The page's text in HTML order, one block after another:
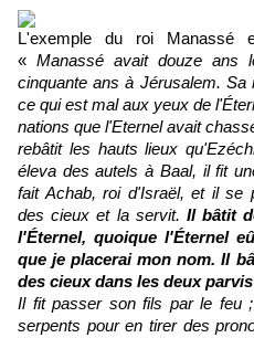
L'exemple du roi Manassé
« Manassé avait douze ans
cinquante ans à Jérusalem. Sa
ce qui est mal aux yeux de
nations que l'Eternel avait
rebâtit les hauts lieux
éleva des autels à Baal, il fit
fait Achab, roi d'Israël, et il se
des cieux et la servit. Il bâtit
l'Éternel, quoique l'Éternel
que je placerai mon nom. Il
des cieux dans les deux
Il fit passer son fils par le feu
serpents pour en tirer des